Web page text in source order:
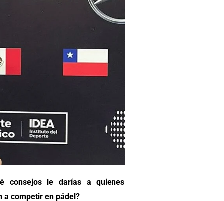
consejos le darías a quienes
a competir en pádel?